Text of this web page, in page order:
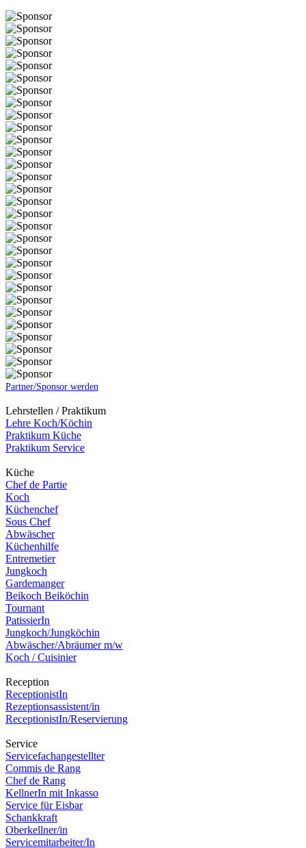
Partner/Sponsor werden
Lehrstellen / Praktikum
Lehre Koch/Köchin
Praktikum Küche
Praktikum Service
Küche
Chef de Partie
Koch
Küchenchef
Sous Chef
Abwäscher
Küchenhilfe
Entremetier
Jungkoch
Gardemanger
Beikoch Beiköchin
Tournant
PatissierIn
Jungkoch/Jungköchin
Abwäscher/Abräumer m/w
Koch / Cuisinier
Reception
ReceptionistIn
Rezeptionsassistent/in
ReceptionistIn/Reservierung
Service
Servicefachangestellter
Commis de Rang
Chef de Rang
KellnerIn mit Inkasso
Service für Eisbar
Schankkraft
Oberkellner/in
Servicemitarbeiter/In